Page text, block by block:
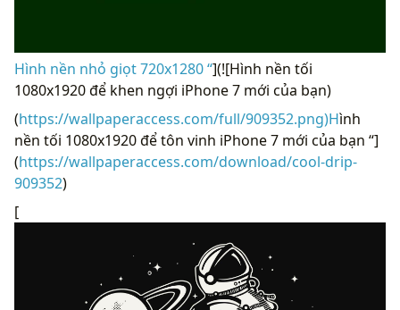
Hình nền nhỏ giọt 720x1280 “](![Hình nền tối
1080x1920 để khen ngợi iPhone 7 mới của bạn)
(https://wallpaperaccess.com/full/909352.png)Hình
nền tối 1080x1920 để tôn vinh iPhone 7 mới của bạn “]
(https://wallpaperaccess.com/download/cool-drip-
909352)
[